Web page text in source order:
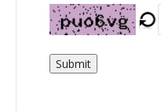
Submit